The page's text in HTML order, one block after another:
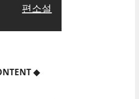
편소설
◆